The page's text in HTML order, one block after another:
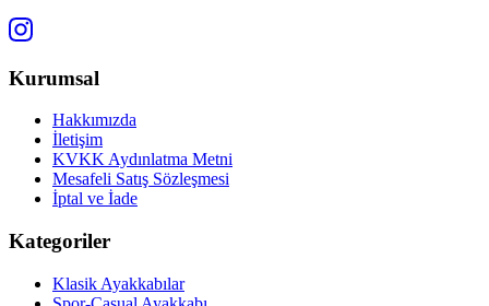
Kurumsal
Hakkımızda
İletişim
KVKK Aydınlatma Metni
Mesafeli Satış Sözleşmesi
İptal ve İade
Kategoriler
Klasik Ayakkabılar